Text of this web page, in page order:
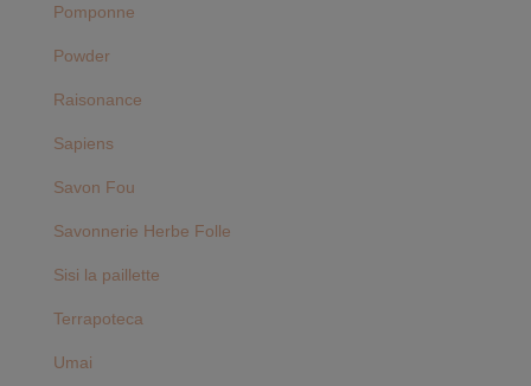
Pomponne
Powder
Raisonance
Sapiens
Savon Fou
Savonnerie Herbe Folle
Sisi la paillette
Terrapoteca
Umai